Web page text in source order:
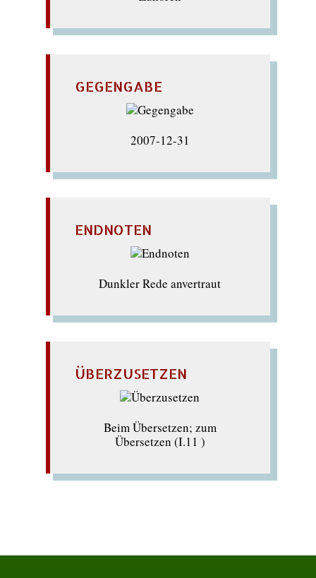
GEGENGABE
2007-12-31
ENDNOTEN
Dunkler Rede anvertraut
ÜBERZUSETZEN
Beim Übersetzen; zum
Übersetzen (I.11 )